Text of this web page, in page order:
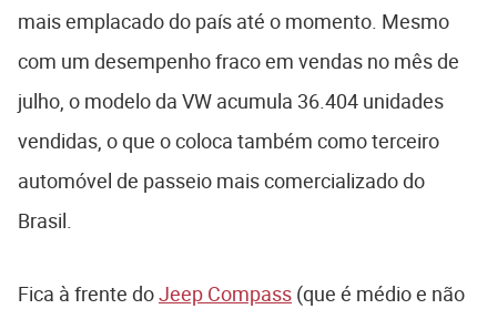
mais emplacado do país até o momento. Mesmo
com um desempenho fraco em vendas no mês de
julho, o modelo da VW acumula 36.404 unidades
vendidas, o que o coloca também como terceiro
automóvel de passeio mais comercializado do
Brasil.
Fica à frente doJeep Compass (que é médio e não